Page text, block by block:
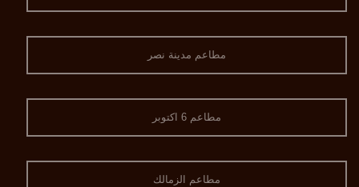
مطاعم مدينة نصر
مطاعم 6 اكتوبر
مطاعم الزمالك